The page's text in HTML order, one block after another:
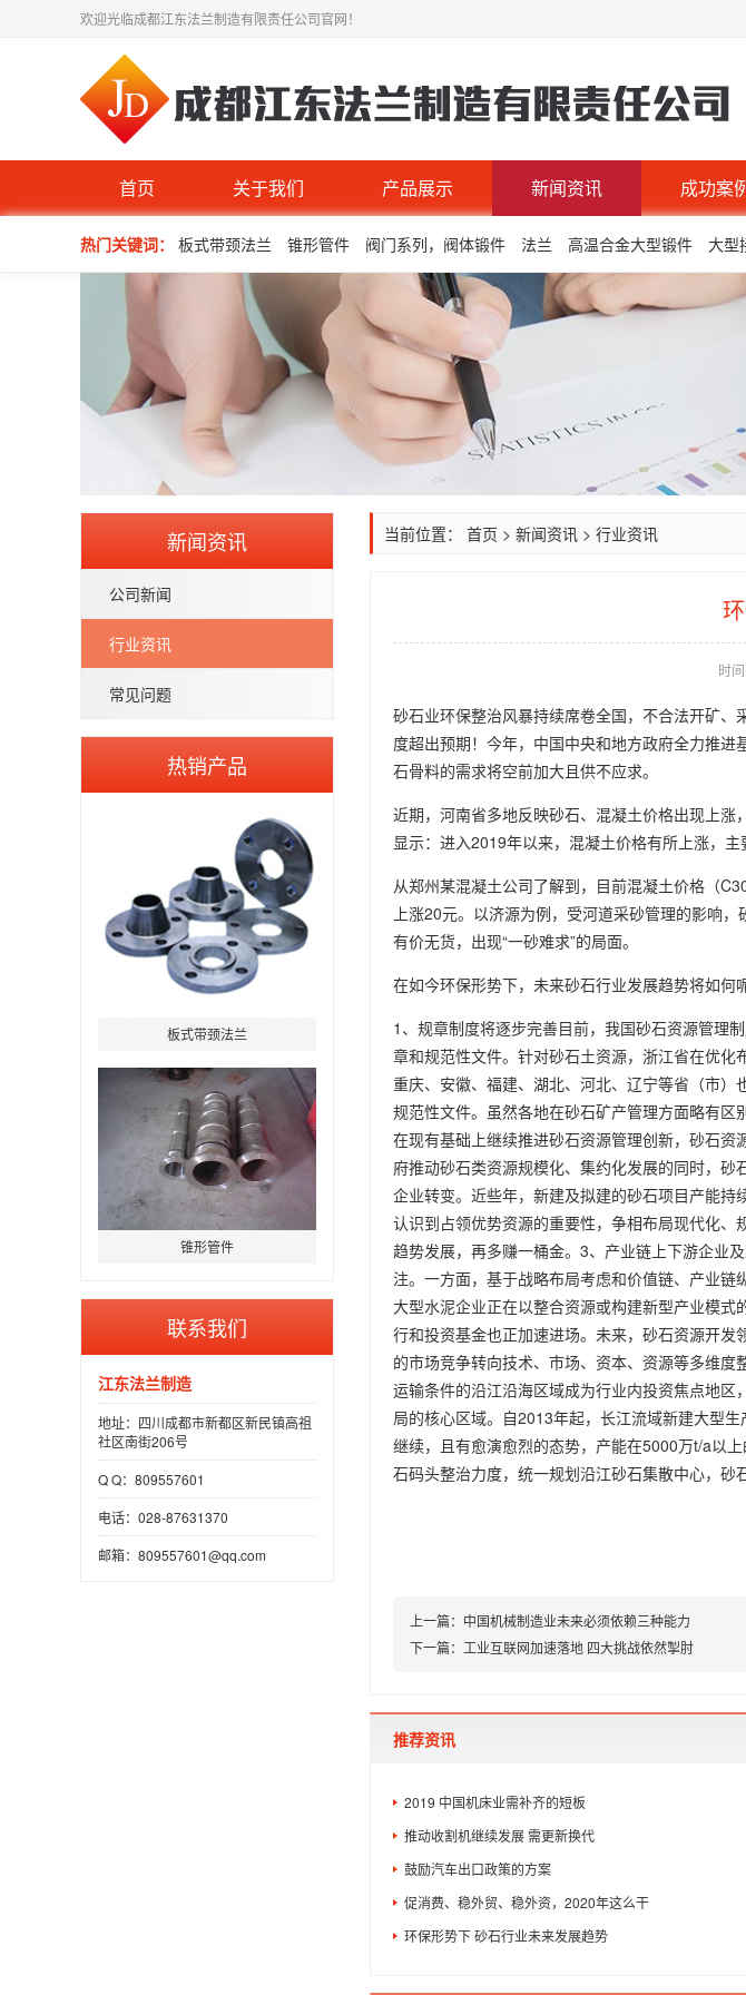
欢迎光临成都江东法兰制造有限责任公司官网！
首页 关于我们 产品展示 新闻资讯 成功案
热门关键词： 板式带颈法兰 锥形管件 阀门系列，阀体锻件 法兰 高温合金大型锻件 大型
新闻资讯
公司新闻
行业资讯
常见问题
热销产品
板式带颈法兰
锥形管件
联系我们
江东法兰制造
地址：四川成都市新都区新民镇高祖
社区南街206号
Q Q：809557601
电话：028-87631370
邮箱：809557601@qq.com
当前位置： 首页 > 新闻资讯 > 行业资讯
时
砂石业环保整治风暴持续席卷全国，不合法开矿
度超出预期！今年，中国中央和地方政府全力推
石骨料的需求将空前加大且供不应求。
近期，河南省多地反映砂石、混凝土价格出现上
显示：进入2019年以来，混凝土价格有所上涨，主
从郑州某混凝土公司了解到，目前混凝土价格（
上涨20元。以济源为例，受河道采砂管理的影响
有价无货，出现“一砂难求”的局面。
在如今环保形势下，未来砂石行业发展趋势将如何
1、规章制度将逐步完善目前，我国砂石资源管理
章和规范性文件。针对砂石土资源，浙江省在优化
重庆、安徽、福建、湖北、河北、辽宁等省（市
规范性文件。虽然各地在砂石矿产管理方面略有
在现有基础上继续推进砂石资源管理创新，砂石资
府推动砂石类资源规模化、集约化发展的同时，
企业转变。近些年，新建及拟建的砂石项目产能
认识到占领优势资源的重要性，争相布局现代化
趋势发展，再多赚一桶金。3、产业链上下游企业
注。一方面，基于战略布局考虑和价值链、产业
大型水泥企业正在以整合资源或构建新型产业模
行和投资基金也正加速进场。未来，砂石资源开
的市场竞争转向技术、市场、资本、资源等多维
运输条件的沿江沿海区域成为行业内投资焦点地
局的核心区域。自2013年起，长江流域新建大型
继续，且有愈演愈烈的态势，产能在5000万t/a以
石码头整治力度，统一规划沿江砂石集散中心，砂
上一篇： 中国机械制造业未来必须依赖三种能力
下一篇： 工业互联网加速落地 四大挑战依然掣肘
推荐资讯
2019 中国机床业需补齐的短板
推动收割机继续发展 需更新换代
鼓励汽车出口政策的方案
促消费、稳外贸、稳外资，2020年这么干
环保形势下 砂石行业未来发展趋势